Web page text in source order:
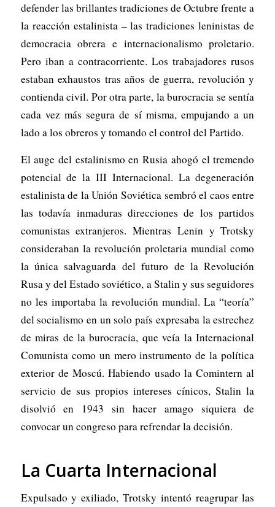
defender las brillantes tradiciones de Octubre frente a
la reacción estalinista – las tradiciones leninistas de
democracia obrera e internacionalismo proletario.
Pero iban a contracorriente. Los trabajadores rusos
estaban exhaustos tras años de guerra, revolución y
contienda civil. Por otra parte, la burocracia se sentía
cada vez más segura de sí misma, empujando a un
lado a los obreros y tomando el control del Partido.
El auge del estalinismo en Rusia ahogó el tremendo
potencial de la III Internacional. La degeneración
estalinista de la Unión Soviética sembró el caos entre
las todavía inmaduras direcciones de los partidos
comunistas extranjeros. Mientras Lenin y Trotsky
consideraban la revolución proletaria mundial como
la única salvaguarda del futuro de la Revolución
Rusa y del Estado soviético, a Stalin y sus seguidores
no les importaba la revolución mundial. La “teoría”
del socialismo en un solo país expresaba la estrechez
de miras de la burocracia, que veía la Internacional
Comunista como un mero instrumento de la política
exterior de Moscú. Habiendo usado la Comintern al
servicio de sus propios intereses cínicos, Stalin la
disolvió en 1943 sin hacer amago siquiera de
convocar un congreso para refrendar la decisión.
La Cuarta Internacional
Expulsado y exiliado, Trotsky intentó reagrupar las